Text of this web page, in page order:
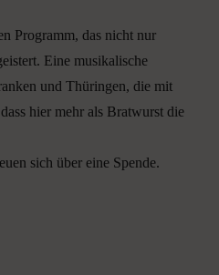
Programm, das nicht nur
Eine musikalische
und Thüringen, die mit
hier mehr als Bratwurst die
sich über eine Spende.